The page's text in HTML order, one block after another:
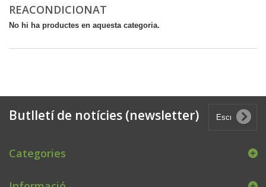
REACONDICIONAT
No hi ha productes en aquesta categoria.
Butlletí de notícies (newsletter)
Categories